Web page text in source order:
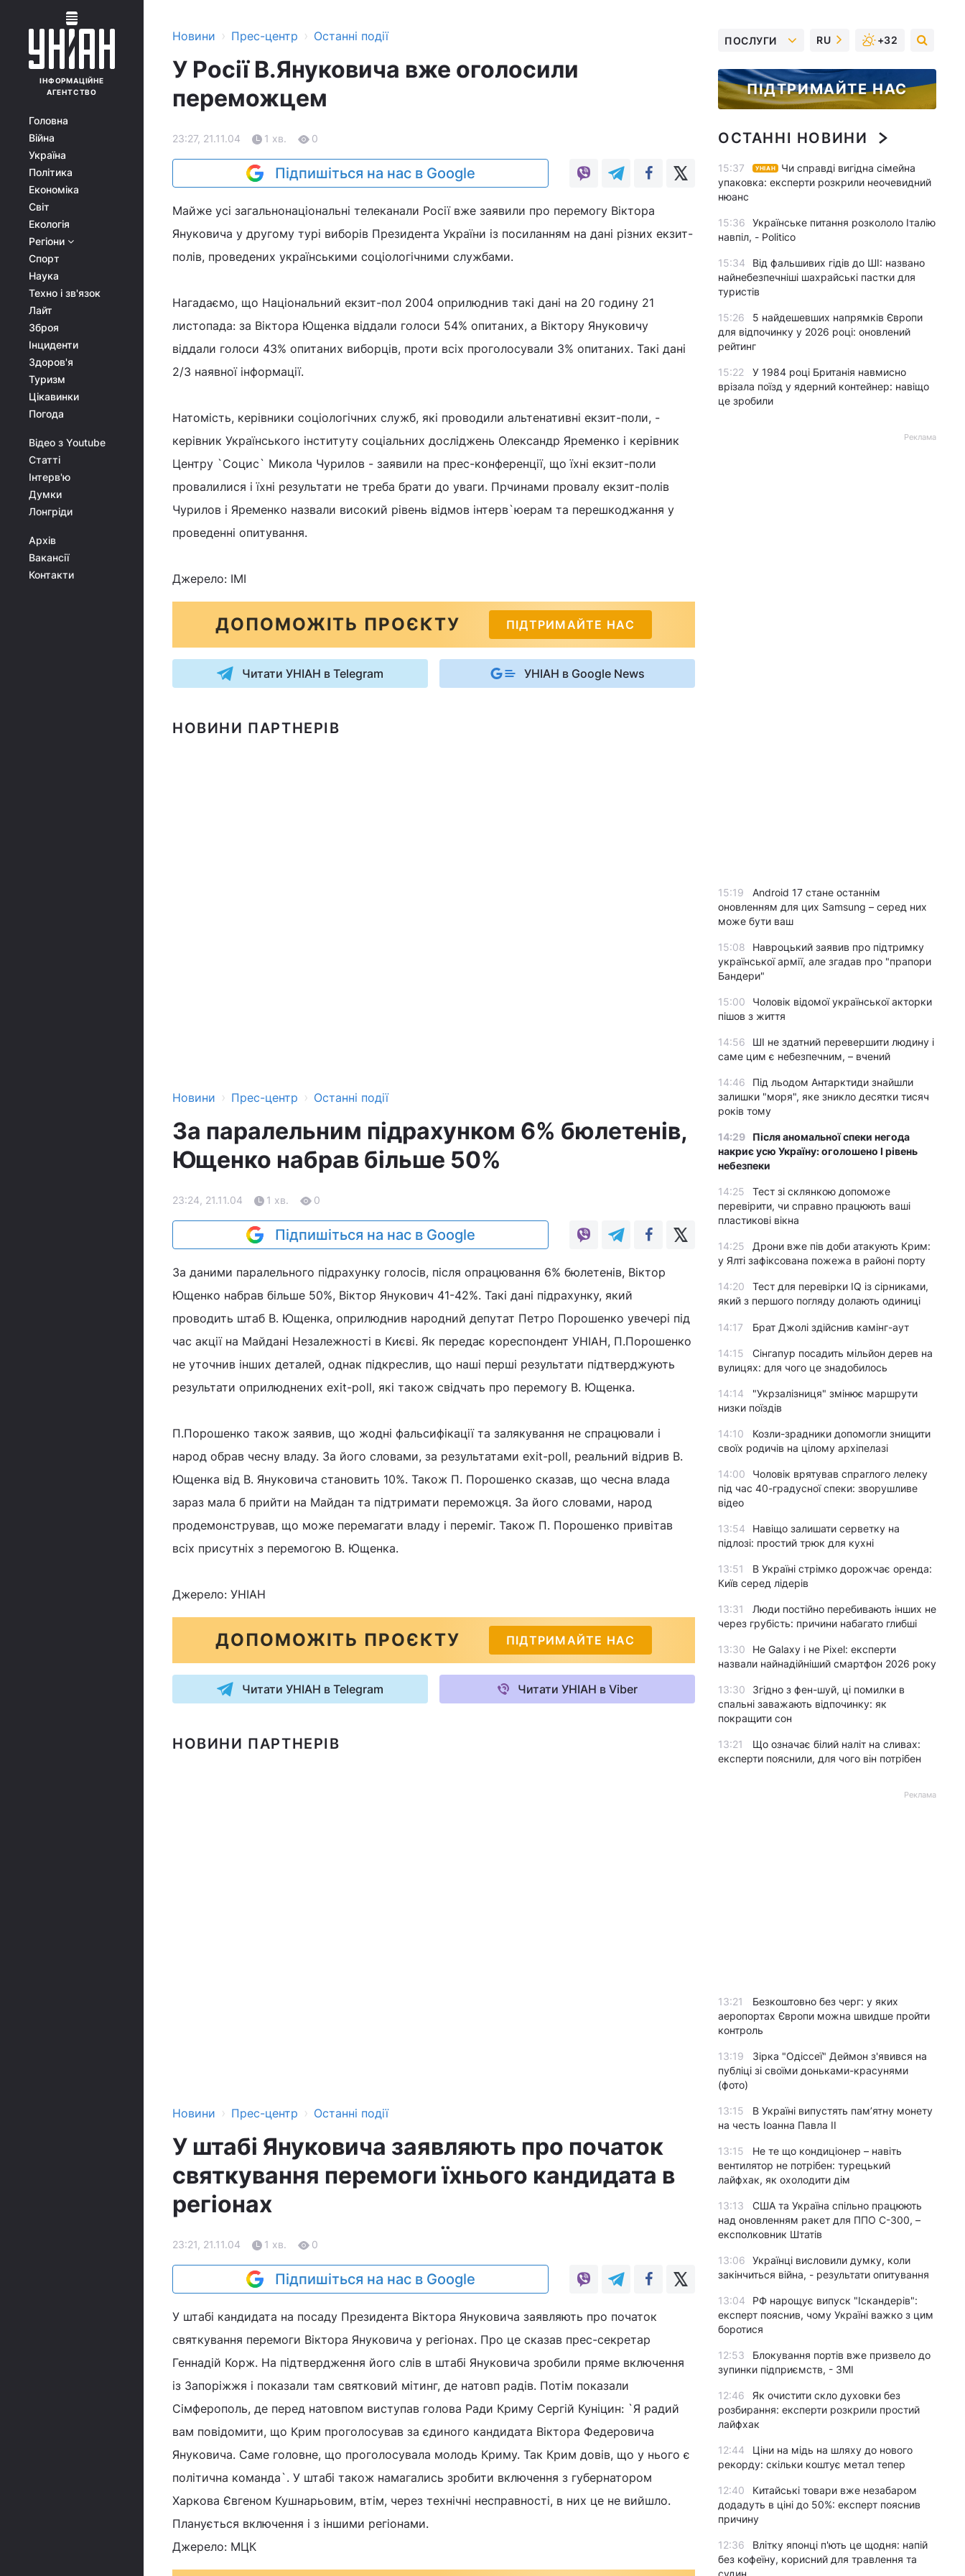
ІНФОРМАЦІЙНЕ
АГЕНТСТВО
Головна
Війна
Україна
Політика
Економіка
Світ
Екологія
Регіони
Спорт
Наука
Техно і зв'язок
Лайт
Зброя
Інциденти
Здоров'я
Туризм
Цікавинки
Погода
Відео з Youtube
Статті
Інтерв'ю
Думки
Лонгріди
Архів
Вакансії
Контакти
Новини › Прес-центр › Останні події
У Росії В.Януковича вже оголосили
переможцем
23:27, 21.11.04 1 хв. 0
Підпишіться на нас в Google
Майже усі загальнонаціональні телеканали Росії вже заявили про перемогу Віктора
Януковича у другому турі виборів Президента України із посиланням на дані різних екзит-
полів, проведених українськими соціологічними службами.
Нагадаємо, що Національний екзит-пол 2004 оприлюднив такі дані на 20 годину 21
листопада: за Віктора Ющенка віддали голоси 54% опитаних, а Віктору Януковичу
віддали голоси 43% опитаних виборців, проти всіх проголосували 3% опитаних. Такі дані
2/3 наявної інформації.
Натомість, керівники соціологічних служб, які проводили альтенативні екзит-поли, -
керівник Українського інституту соціальних досліджень Олександр Яременко і керівник
Центру `Социс` Микола Чурилов - заявили на прес-конференції, що їхні екзит-поли
провалилися і їхні результати не треба брати до уваги. Прчинами провалу екзит-полів
Чурилов і Яременко назвали високий рівень відмов інтерв`юерам та перешкоджання у
проведенні опитування.
Джерело: ІМІ
ДОПОМОЖІТЬ ПРОЄКТУ ПІДТРИМАЙТЕ НАС
Читати УНІАН в Telegram УНІАН в Google News
НОВИНИ ПАРТНЕРІВ
Новини › Прес-центр › Останні події
За паралельним підрахунком 6% бюлетенів,
Ющенко набрав більше 50%
23:24, 21.11.04 1 хв. 0
Підпишіться на нас в Google
За даними паралельного підрахунку голосів, після опрацювання 6% бюлетенів, Віктор
Ющенко набрав більше 50%, Віктор Янукович 41-42%. Такі дані підрахунку, який
проводить штаб В. Ющенка, оприлюднив народний депутат Петро Порошенко увечері під
час акції на Майдані Незалежності в Києві. Як передає кореспондент УНІАН, П.Порошенко
не уточнив інших деталей, однак підкреслив, що наші перші результати підтверджують
результати оприлюднених exit-poll, які також свідчать про перемогу В. Ющенка.
П.Порошенко також заявив, що жодні фальсифікації та залякування не спрацювали і
народ обрав чесну владу. За його словами, за результатами exit-poll, реальний відрив В.
Ющенка від В. Януковича становить 10%. Також П. Порошенко сказав, що чесна влада
зараз мала б прийти на Майдан та підтримати переможця. За його словами, народ
продемонстрував, що може перемагати владу і переміг. Також П. Порошенко привітав
всіх присутніх з перемогою В. Ющенка.
Джерело: УНІАН
ДОПОМОЖІТЬ ПРОЄКТУ ПІДТРИМАЙТЕ НАС
Читати УНІАН в Telegram Читати УНІАН в Viber
НОВИНИ ПАРТНЕРІВ
Новини › Прес-центр › Останні події
У штабі Януковича заявляють про початок
святкування перемоги їхнього кандидата в
регіонах
23:21, 21.11.04 1 хв. 0
Підпишіться на нас в Google
У штабі кандидата на посаду Президента Віктора Януковича заявляють про початок
святкування перемоги Віктора Януковича у регіонах. Про це сказав прес-секретар
Геннадій Корж. На підтвердження його слів в штабі Януковича зробили пряме включення
із Запоріжжя і показали там святковий мітинг, де натовп радів. Потім показали
Сімферополь, де перед натовпом виступав голова Ради Криму Сергій Куніцин: `Я радий
вам повідомити, що Крим проголосував за єдиного кандидата Віктора Федеровича
Януковича. Саме головне, що проголосувала молодь Криму. Так Крим довів, що у нього є
політична команда`. У штабі також намагались зробити включення з губернатором
Харкова Євгеном Кушнарьовим, втім, через технічні несправності, в них це не вийшло.
Планується включення і з іншими регіонами.
Джерело: МЦК
ПОСЛУГИ RU +32
ПІДТРИМАЙТЕ НАС
ОСТАННІ НОВИНИ
15:37 УНІАН
Чи справді вигідна сімейна
упаковка: експерти розкрили неочевидний
нюанс
15:36
Українське питання розкололо Італію
навпіл, - Politico
15:34
Від фальшивих гідів до ШІ: названо
найнебезпечніші шахрайські пастки для
туристів
15:26
5 найдешевших напрямків Європи
для відпочинку у 2026 році: оновлений
рейтинг
15:22
У 1984 році Британія навмисно
врізала поїзд у ядерний контейнер: навіщо
це зробили
Реклама
15:19
Android 17 стане останнім
оновленням для цих Samsung – серед них
може бути ваш
15:08
Навроцький заявив про підтримку
української армії, але згадав про "прапори
Бандери"
15:00
Чоловік відомої української акторки
пішов з життя
14:56
ШІ не здатний перевершити людину і
саме цим є небезпечним, – вчений
14:46
Під льодом Антарктиди знайшли
залишки "моря", яке зникло десятки тисяч
років тому
14:29
Після аномальної спеки негода
накриє усю Україну: оголошено І рівень
небезпеки
14:25
Тест зі склянкою допоможе
перевірити, чи справно працюють ваші
пластикові вікна
14:25
Дрони вже пів доби атакують Крим:
у Ялті зафіксована пожежа в районі порту
14:20
Тест для перевірки IQ із сірниками,
який з першого погляду долають одиниці
14:17 Брат Джолі здійснив камінг-аут
14:15
Сінгапур посадить мільйон дерев на
вулицях: для чого це знадобилось
14:14
"Укрзалізниця" змінює маршрути
низки поїздів
14:10
Козли-зрадники допомогли знищити
своїх родичів на цілому архіпелазі
14:00
Чоловік врятував спраглого лелеку
під час 40-градусної спеки: зворушливе
відео
13:54
Навіщо залишати серветку на
підлозі: простий трюк для кухні
13:51
В Україні стрімко дорожчає оренда:
Київ серед лідерів
13:31
Люди постійно перебивають інших не
через грубість: причини набагато глибші
13:30
Не Galaxy і не Pixel: експерти
назвали найнадійніший смартфон 2026 року
13:30
Згідно з фен-шуй, ці помилки в
спальні заважають відпочинку: як
покращити сон
13:21
Що означає білий наліт на сливах:
експерти пояснили, для чого він потрібен
Реклама
13:21
Безкоштовно без черг: у яких
аеропортах Європи можна швидше пройти
контроль
13:19
Зірка "Одіссеї" Деймон з'явився на
публіці зі своїми доньками-красунями
(фото)
13:15
В Україні випустять пам’ятну монету
на честь Іоанна Павла II
13:15
Не те що кондиціонер – навіть
вентилятор не потрібен: турецький
лайфхак, як охолодити дім
13:13
США та Україна спільно працюють
над оновленням ракет для ППО С-300, –
експолковник Штатів
13:06
Українці висловили думку, коли
закінчиться війна, - результати опитування
13:04
РФ нарощує випуск "Іскандерів":
експерт пояснив, чому Україні важко з цим
боротися
12:53
Блокування портів вже призвело до
зупинки підприємств, - ЗМІ
12:46
Як очистити скло духовки без
розбирання: експерти розкрили простий
лайфхак
12:44
Ціни на мідь на шляху до нового
рекорду: скільки коштує метал тепер
12:40
Китайські товари вже незабаром
додадуть в ціні до 50%: експерт пояснив
причину
12:36
Влітку японці п'ють це щодня: напій
без кофеїну, корисний для травлення та
судин